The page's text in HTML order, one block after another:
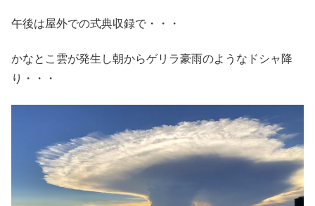
午後は屋外での式典収録で・・・
かなとこ雲が発生し朝からゲリラ豪雨のようなドシャ降
り・・・